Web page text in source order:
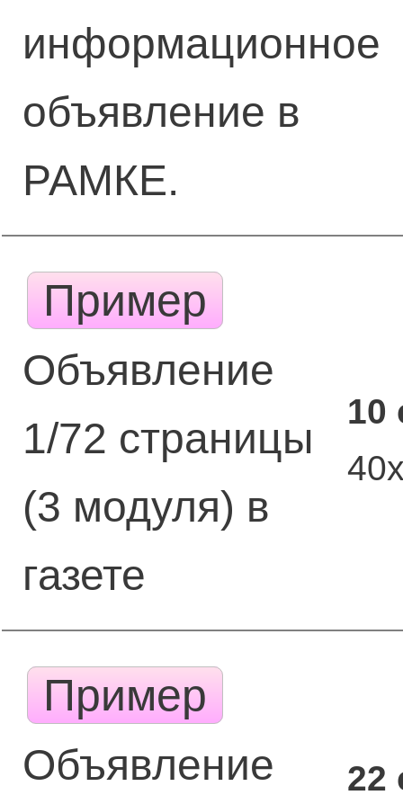
информационное
объявление в
РАМКЕ.
Пример
Объявление
1/72 страницы
(3 модуля) в
газете
10
Пример
Объявление
22